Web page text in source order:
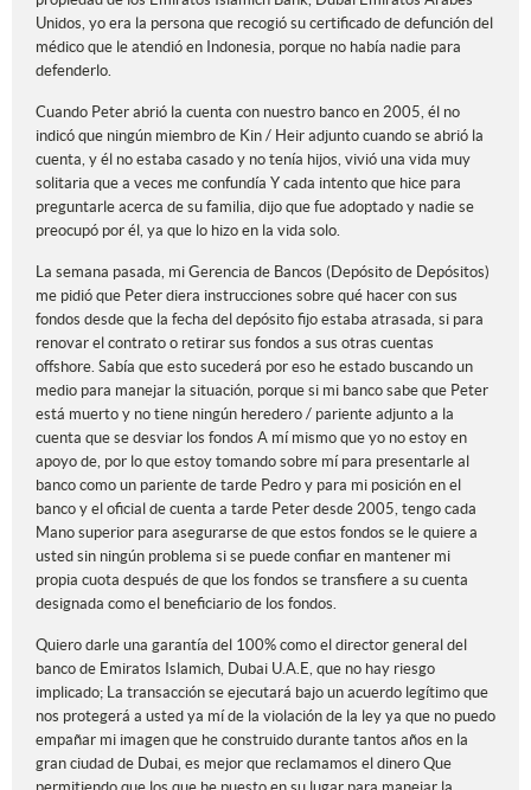
Unidos, yo era la persona que recogió su certificado de defunción del
médico que le atendió en Indonesia, porque no había nadie para
defenderlo.
Cuando Peter abrió la cuenta con nuestro banco en 2005, él no
indicó que ningún miembro de Kin / Heir adjunto cuando se abrió la
cuenta, y él no estaba casado y no tenía hijos, vivió una vida muy
solitaria que a veces me confundía Y cada intento que hice para
preguntarle acerca de su familia, dijo que fue adoptado y nadie se
preocupó por él, ya que lo hizo en la vida solo.
La semana pasada, mi Gerencia de Bancos (Depósito de Depósitos)
me pidió que Peter diera instrucciones sobre qué hacer con sus
fondos desde que la fecha del depósito fijo estaba atrasada, si para
renovar el contrato o retirar sus fondos a sus otras cuentas
offshore. Sabía que esto sucederá por eso he estado buscando un
medio para manejar la situación, porque si mi banco sabe que Peter
está muerto y no tiene ningún heredero / pariente adjunto a la
cuenta que se desviar los fondos A mí mismo que yo no estoy en
apoyo de, por lo que estoy tomando sobre mí para presentarle al
banco como un pariente de tarde Pedro y para mi posición en el
banco y el oficial de cuenta a tarde Peter desde 2005, tengo cada
Mano superior para asegurarse de que estos fondos se le quiere a
usted sin ningún problema si se puede confiar en mantener mi
propia cuota después de que los fondos se transfiere a su cuenta
designada como el beneficiario de los fondos.
Quiero darle una garantía del 100% como el director general del
banco de Emiratos Islamich, Dubai U.A.E, que no hay riesgo
implicado; La transacción se ejecutará bajo un acuerdo legítimo que
nos protegerá a usted ya mí de la violación de la ley ya que no puedo
empañar mi imagen que he construido durante tantos años en la
gran ciudad de Dubai, es mejor que reclamamos el dinero Que